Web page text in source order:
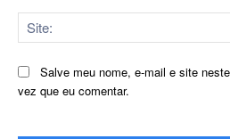
Salve meu nome, e-mail e site
vez que eu comentar.